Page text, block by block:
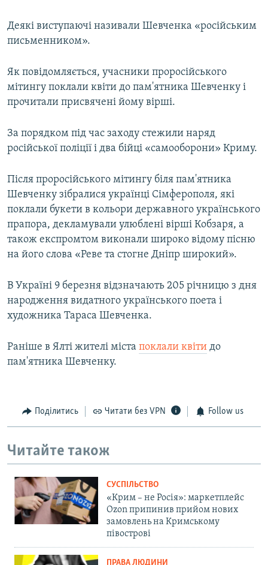
Деякі виступаючі називали Шевченка «російським
письменником».
Як повідомляється, учасники проросійського
мітингу поклали квіти до пам'ятника Шевченку і
прочитали присвячені йому вірші.
За порядком під час заходу стежили наряд
російської поліції і два бійці «самооборони» Криму.
Після проросійського мітингу біля пам'ятника
Шевченку зібралися українці Сімферополя, які
поклали букети в кольори державного українського
прапора, декламували улюблені вірші Кобзаря, а
також експромтом виконали широко відому пісню
на його слова «Реве та стогне Дніпр широкий».
В Україні 9 березня відзначають 205 річницю з дня
народження видатного українського поета і
художника Тараса Шевченка.
Раніше в Ялті жителі міста поклали квіти до
пам'ятника Шевченку.
Поділитись Читати без VPN Follow us
Читайте також
СУСПІЛЬСТВО
«Крим – не Росія»: маркетплейс
Ozon припинив прийом нових
замовлень на Кримському
півострові
ПРАВА ЛЮДИНИ